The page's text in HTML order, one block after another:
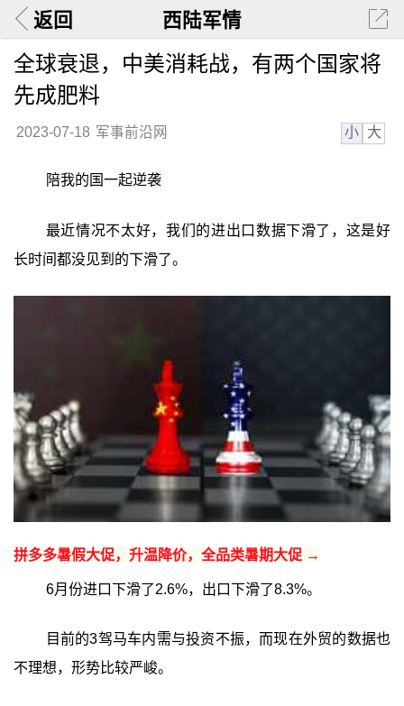
返回 西陆军情
全球衰退，中美消耗战，有两个国家将
先成肥料
2023-07-18 军事前沿网 小 大
陪我的国一起逆袭
最近情况不太好，我们的进出口数据下滑了，这是好
长时间都没见到的下滑了。
拼多多暑假大促，升温降价，全品类暑期大促 →
6月份进口下滑了2.6%，出口下滑了8.3%。
目前的3驾马车内需与投资不振，而现在外贸的数据也
不理想，形势比较严峻。